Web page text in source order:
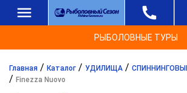
РЫБОЛОВНЫЕ ТУРЫ
Главная / Каталог / УДИЛИЩА /
/ Finezza Nuovo